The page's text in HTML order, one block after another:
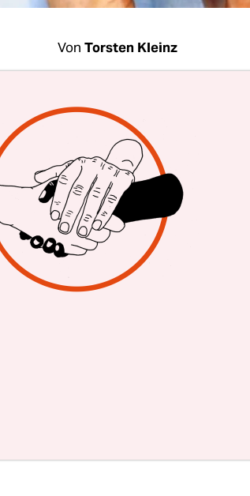
Von Torsten Kleinz
| Creative
Bewegung. Das Symbol
Kommerziellen. Gegen
Eigenleistung, gegen
Kein Wunder, dass die
den NC-Varianten greifen
Doch kaum jemand weiß,
Nachnutzer